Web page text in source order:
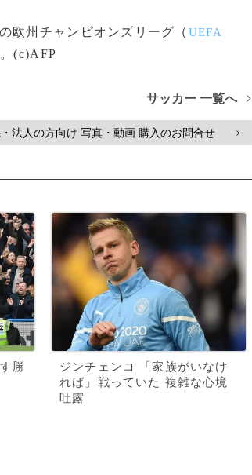
欧州チャンピオンズリーグ（ UEFA
(c)AFP
サッカー 一覧へ >
法人の方向け 写真・動画 購入のお問合せ >
勝
ジンチェンコ 「家族がいなけ
れば」戦っていた 複雑な心境
吐露